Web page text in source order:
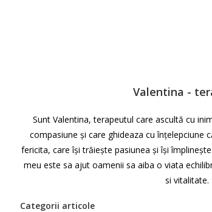
Valentina -
Sunt Valentina, terapeutul care ascultă cu
compasiune și care ghideaza cu înțelepciune
fericita, care își trăiește pasiunea și își
meu este sa ajut oamenii sa aiba o viata
si vitalitate.
Categorii articole